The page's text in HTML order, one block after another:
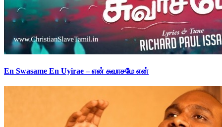
En Swasame En Uyirae – என் சுவாசமே என்